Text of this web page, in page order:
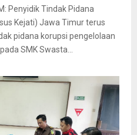
Penyidik Tindak Pidana
Kejati) Jawa Timur terus
pidana korupsi pengelolaan
SMK Swasta...